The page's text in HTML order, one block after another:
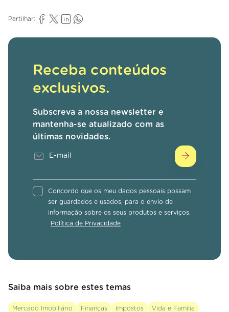
Partilhar:
Receba conteúdos
exclusivos.
Subscreva a nossa newsletter e
mantenha-se atualizado com as
últimas novidades.
Concordo que os meu dados pessoais possam
ser guardados e usados, para o envio de
informação sobre os seus produtos e serviços.
Política de Privacidade
Saiba mais sobre estes temas
Mercado Imobiliário Finanças Impostos Vida e Família